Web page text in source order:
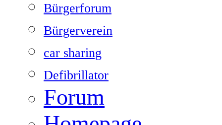
Bürgerforum
Bürgerverein
car sharing
Defibrillator
Forum